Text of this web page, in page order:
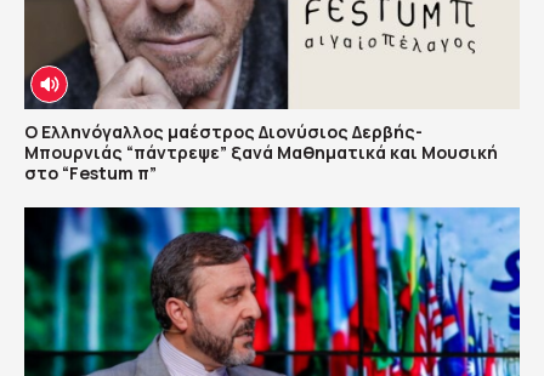
Ο Ελληνόγαλλος μαέστρος Διονύσιος Δερβής-
Μπουρνιάς “πάντρεψε” ξανά Μαθηματικά και Μουσική
στο “Festum π”